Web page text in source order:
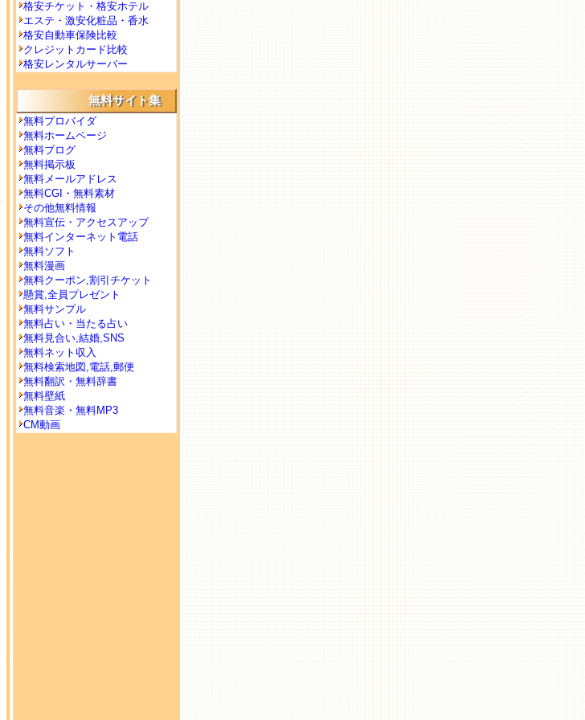
格安チケット・格安ホテル
エステ・激安化粧品・香水
格安自動車保険比較
クレジットカード比較
格安レンタルサーバー
無料サイト集
無料プロバイダ
無料ホームページ
無料ブログ
無料掲示板
無料メールアドレス
無料CGI・無料素材
その他無料情報
無料宣伝・アクセスアップ
無料インターネット電話
無料ソフト
無料漫画
無料クーポン,割引チケット
懸賞,全員プレゼント
無料サンプル
無料占い・当たる占い
無料見合い,結婚,SNS
無料ネット収入
無料検索地図,電話,郵便
無料翻訳・無料辞書
無料壁紙
無料音楽・無料MP3
CM動画